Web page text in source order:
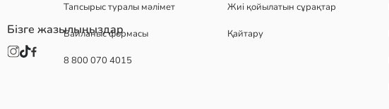
Негізгі Мата:
Шығу елі:
Сатушы:
Тапсырыс туралы мәлімет
Байланыс формасы
8 800 070 4015
Жиі қойылатын сұрақтар
Қайтару
Бізге жазылыңыздар